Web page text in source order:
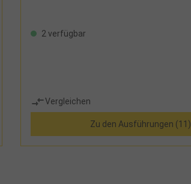
2 verfügbar
Vergleichen
Zu den Ausführungen (11)